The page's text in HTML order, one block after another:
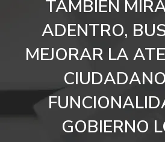
TAMBIÉN
ADENTRO,
MEJORAR LA
GOBIERNO